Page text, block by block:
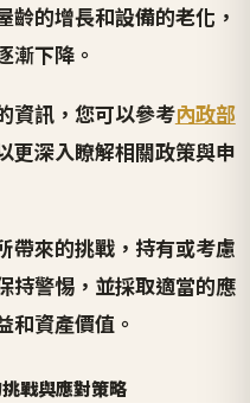
齡的增長和設備的老化，
漸下降。
資訊，您可以參考內政部
更深入瞭解相關政策與申
帶來的挑戰，持有或考慮
持警惕，並採取適當的應
和資產價值。
戰與應對策略